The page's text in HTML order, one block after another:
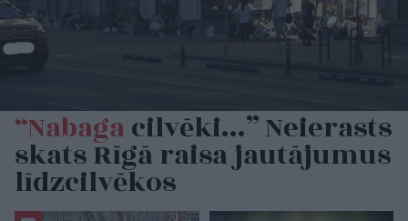
“Nabagacilvēki…” Neierasts
skats Rīgā raisa jautājumus
līdzcilvēkos